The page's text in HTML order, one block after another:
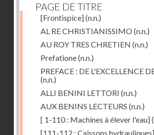
PAGE DE TITRE
[Frontispice](n.n.)
AL RE CHRISTIANISSIMO (n.n.)
AU ROY TRES CHRETIEN (n.n.)
Prefatione(n.n.)
PREFACE : DE L'EXCELLENCE
(n.n.)
ALLI BENINI LETTORI (n.n.)
AUX BENINS LECTEURS (n.n.)
[ 1-110 : Machines à élever l'eau]
[111-112 : Caissons hydrauliques]